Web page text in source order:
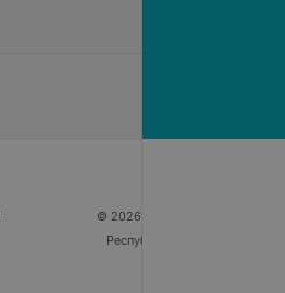
© 2026 ООО «Артокс Лаб», УНП
Республика Беларусь, г.